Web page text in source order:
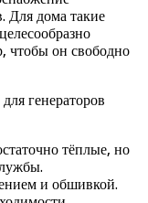
Для дома такие
чтобы он свободно
генераторов
тёплые, но
и обшивкой.